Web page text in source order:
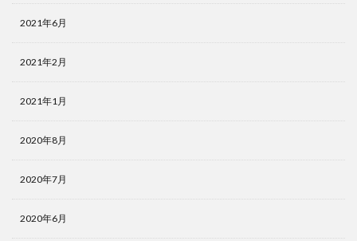
2021年6月
2021年2月
2021年1月
2020年8月
2020年7月
2020年6月